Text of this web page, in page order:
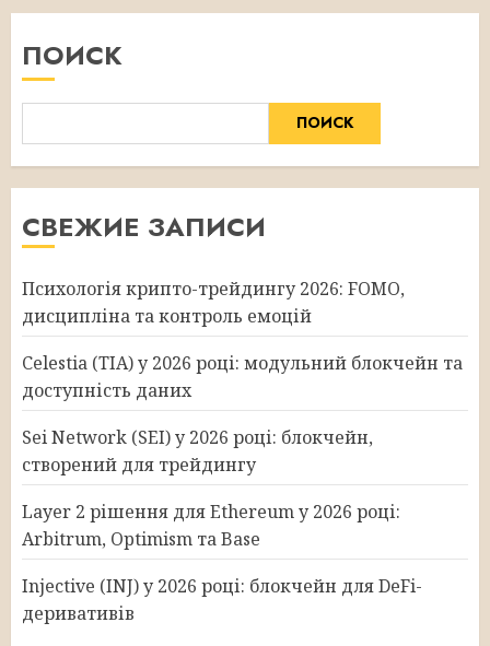
ПОИСК
ПОИСК
СВЕЖИЕ ЗАПИСИ
Психологія крипто-трейдингу 2026: FOMO,
дисципліна та контроль емоцій
Celestia (TIA) у 2026 році: модульний блокчейн та
доступність даних
Sei Network (SEI) у 2026 році: блокчейн,
створений для трейдингу
Layer 2 рішення для Ethereum у 2026 році:
Arbitrum, Optimism та Base
Injective (INJ) у 2026 році: блокчейн для DeFi-
деривативів